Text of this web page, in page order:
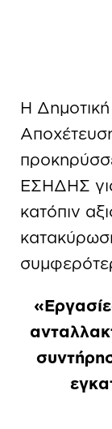
Η
ΕΣΗΔΗΣ
κατόπιν
«